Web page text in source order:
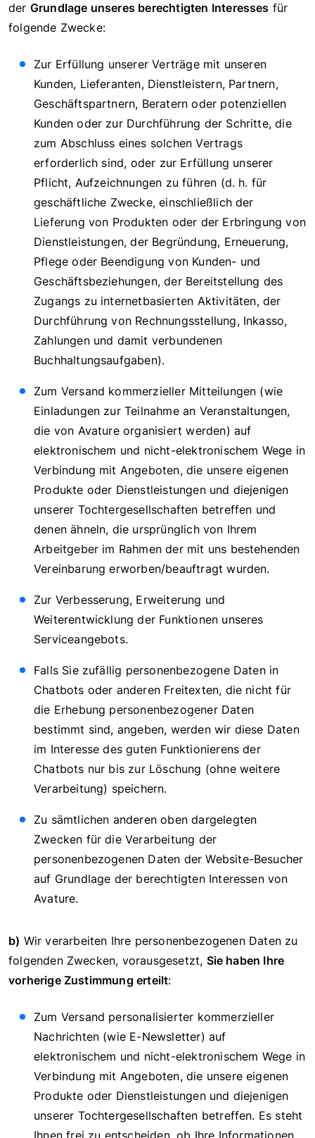
der Grundlage unseres berechtigten Interesses für
folgende Zwecke:
Zur Erfüllung unserer Verträge mit unseren
Kunden, Lieferanten, Dienstleistern, Partnern,
Geschäftspartnern, Beratern oder potenziellen
Kunden oder zur Durchführung der Schritte, die
zum Abschluss eines solchen Vertrags
erforderlich sind, oder zur Erfüllung unserer
Pflicht, Aufzeichnungen zu führen (d. h. für
geschäftliche Zwecke, einschließlich der
Lieferung von Produkten oder der Erbringung von
Dienstleistungen, der Begründung, Erneuerung,
Pflege oder Beendigung von Kunden- und
Geschäftsbeziehungen, der Bereitstellung des
Zugangs zu internetbasierten Aktivitäten, der
Durchführung von Rechnungsstellung, Inkasso,
Zahlungen und damit verbundenen
Buchhaltungsaufgaben).
Zum Versand kommerzieller Mitteilungen (wie
Einladungen zur Teilnahme an Veranstaltungen,
die von Avature organisiert werden) auf
elektronischem und nicht-elektronischem Wege in
Verbindung mit Angeboten, die unsere eigenen
Produkte oder Dienstleistungen und diejenigen
unserer Tochtergesellschaften betreffen und
denen ähneln, die ursprünglich von Ihrem
Arbeitgeber im Rahmen der mit uns bestehenden
Vereinbarung erworben/beauftragt wurden.
Zur Verbesserung, Erweiterung und
Weiterentwicklung der Funktionen unseres
Serviceangebots.
Falls Sie zufällig personenbezogene Daten in
Chatbots oder anderen Freitexten, die nicht für
die Erhebung personenbezogener Daten
bestimmt sind, angeben, werden wir diese Daten
im Interesse des guten Funktionierens der
Chatbots nur bis zur Löschung (ohne weitere
Verarbeitung) speichern.
Zu sämtlichen anderen oben dargelegten
Zwecken für die Verarbeitung der
personenbezogenen Daten der Website-Besucher
auf Grundlage der berechtigten Interessen von
Avature.
b) Wir verarbeiten Ihre personenbezogenen Daten zu
folgenden Zwecken, vorausgesetzt, Sie haben Ihre
vorherige Zustimmung erteilt:
Zum Versand personalisierter kommerzieller
Nachrichten (wie E-Newsletter) auf
elektronischem und nicht-elektronischem Wege in
Verbindung mit Angeboten, die unsere eigenen
Produkte oder Dienstleistungen und diejenigen
unserer Tochtergesellschaften betreffen. Es steht
Ihnen frei zu entscheiden, ob Ihre Informationen